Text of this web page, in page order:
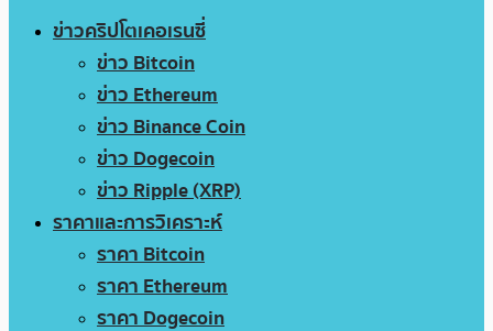
ข่าวคริปโตเคอเรนซี่
ข่าว Bitcoin
ข่าว Ethereum
ข่าว Binance Coin
ข่าว Dogecoin
ข่าว Ripple (XRP)
ราคาและการวิเคราะห์
ราคา Bitcoin
ราคา Ethereum
ราคา Dogecoin